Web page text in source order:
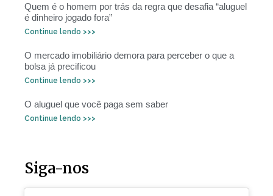
Quem é o homem por trás da regra que desafia “aluguel
é dinheiro jogado fora”
Continue lendo >>>
O mercado imobiliário demora para perceber o que a
bolsa já precificou
Continue lendo >>>
O aluguel que você paga sem saber
Continue lendo >>>
Siga-nos